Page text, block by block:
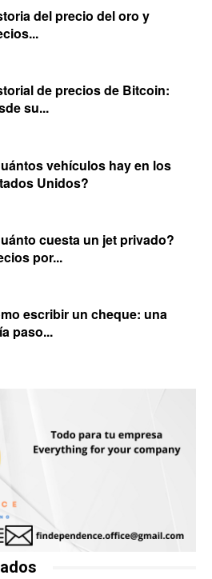
del precio del oro y
de precios de Bitcoin:
su...
vehículos hay en los
Unidos?
cuesta un jet privado?
por...
escribir un cheque: una
paso...